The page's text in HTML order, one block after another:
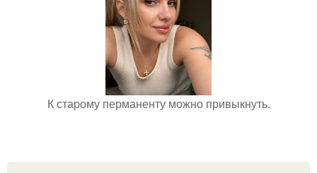
К старому перманенту можно привыкнуть.